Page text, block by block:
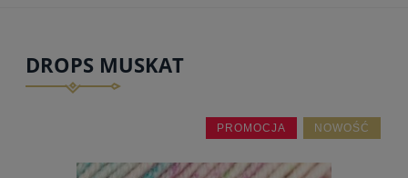
DROPS MUSKAT
PROMOCJA NOWOŚĆ